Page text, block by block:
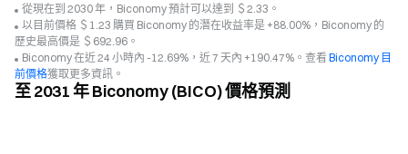
從現在到 2030 年，Biconomy 預計可以達到 ＄2.33。
以目前價格 ＄1.23 購買 Biconomy 的潛在收益率是 +88.00%，Biconomy 的
歷史最高價是 ＄692.96。
Biconomy 在近 24 小時內 -12.69%，近 7 天內 +190.47%。查看Biconomy 目
前價格獲取更多資訊。
至 2031 年 Biconomy (BICO) 價格預測